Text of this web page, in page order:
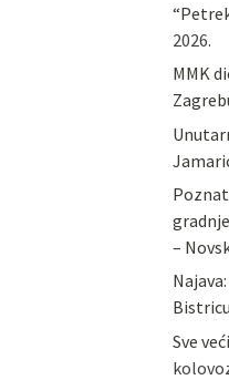
2026.
MMK
–
Bistricu
Sve